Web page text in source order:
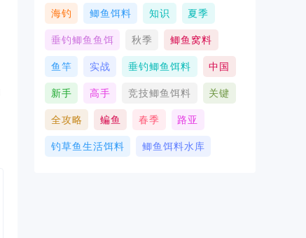
海钓 鲫鱼饵料 知识 夏季
垂钓鲫鱼鱼饵 秋季 鲫鱼窝料
鱼竿 实战 垂钓鲫鱼饵料 中国
新手 高手 竞技鲫鱼饵料 关键
全攻略 鳊鱼 春季 路亚
钓草鱼生活饵料 鲫鱼饵料水库